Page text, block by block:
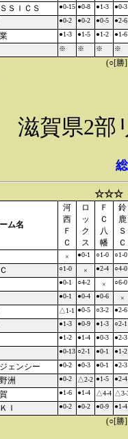
ＳＩＣＳ ●0-15 ●0-8 ●1-3 ●0-3
●0-2 ●0-2 ●0-5 ●2-6
●1-3 ●1-5 ●1-2 ●1-6
※ ※ ※ ※
(○[勝
滋賀県2部
☆☆☆
ム名
河
西
Ｆ
Ｃ
ロ
ッ
ク
ス
Ｆ
Ｃ
八
幡
鈴
鹿
Ｓ
Ｃ
× ●0-1 ○1-0 ○1-0
○1-0 × ●2-4 ○4-0
●0-1 ○4-2 × ○6-0
●0-1 ●0-4 ●0-6 ×
△1-1 ●0-5 ○3-2 ●2-6
●1-3 ●0-9 ●1-3 ○2-1
●1-2 ●1-4 ●0-3 ●2-3
●0-13 ○2-1 ●0-1 ●1-2
ェンシー ●0-2 ●0-3 ●0-1 ●2-3
洲 ●0-2 △2-2 ●1-5 ●2-4
●1-6 ●1-4 △4-4 △3-
Ｉ ●0-2 ●0-2 ●0-9 ●1-4
(○[勝